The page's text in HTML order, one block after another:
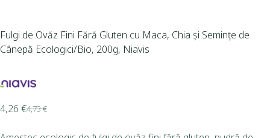
Fulgi de Ovăz Fini Fără Gluten cu Maca, Chia și Semințe de
Cânepă Ecologici/Bio, 200g, Niavis
4,73€
4,26 €